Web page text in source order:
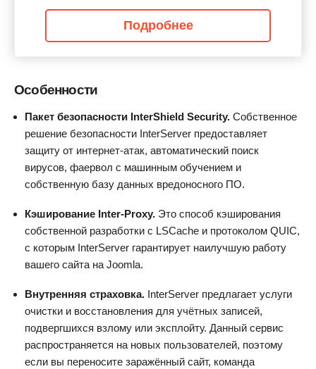
Подробнее
Особенности
Пакет безопасности InterShield Security. Собственное
решение безопасности InterServer предоставляет
защиту от интернет-атак, автоматический поиск
вирусов, фаервол с машинным обучением и
собственную базу данных вредоносного ПО.
Кэширование Inter-Proxy. Это способ кэширования
собственной разработки с LSCache и протоколом QUIC,
с которым InterServer гарантирует наилучшую работу
вашего сайта на Joomla.
Внутренняя страховка. InterServer предлагает услуги
очистки и восстановления для учётных записей,
подвергшихся взлому или эксплойту. Данный сервис
распространяется на новых пользователей, поэтому
если вы переносите заражённый сайт, команда